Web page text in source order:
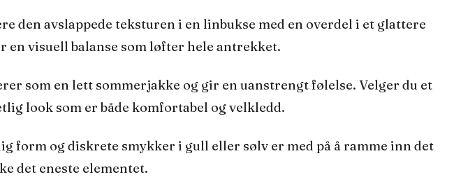
den avslappede teksturen i en linbukse med en overdel i et glattere
en visuell balanse som løfter hele antrekket.
som en lett sommerjakke og gir en uanstrengt følelse. Velger du et
look som er både komfortabel og velkledd.
form og diskrete smykker i gull eller sølv er med på å ramme inn det
det eneste elementet.